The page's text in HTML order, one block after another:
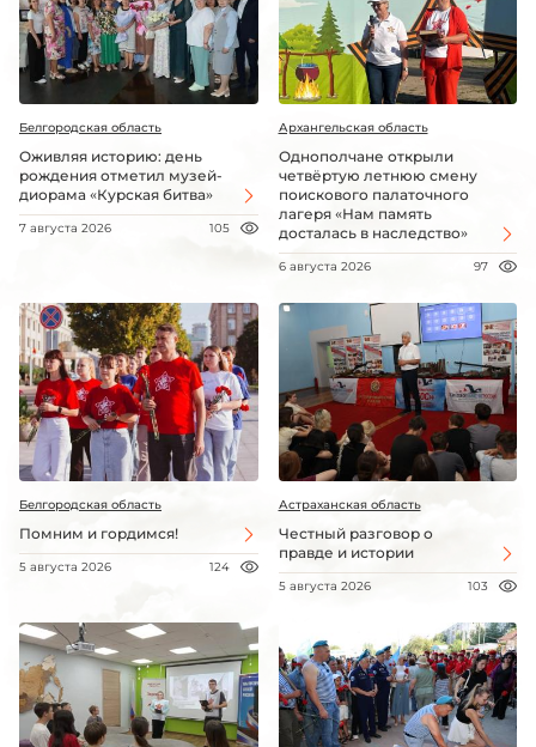
Белгородская область
Оживляя историю: день
рождения отметил музей-
диорама «Курская битва»
7 августа 2026 105
Архангельская область
Однополчане открыли
четвёртую летнюю смену
поискового палаточного
лагеря «Нам память
досталась в наследство»
6 августа 2026 97
Белгородская область
Помним и гордимся!
5 августа 2026 124
Астраханская область
Честный разговор о
правде и истории
5 августа 2026 103